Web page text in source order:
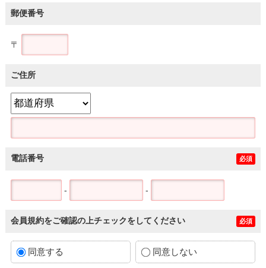
郵便番号
〒
ご住所
電話番号 必須
- -
会員規約をご確認の上チェックをしてください 必須
同意する 同意しない